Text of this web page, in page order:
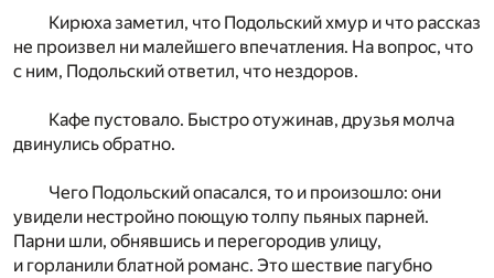
Кирюха заметил, что Подольский хмур и что рассказ
не произвел ни малейшего впечатления. На вопрос, что
с ним, Подольский ответил, что нездоров.
Кафе пустовало. Быстро отужинав, друзья молча
двинулись обратно.
Чего Подольский опасался, то и произошло: они
увидели нестройно поющую толпу пьяных парней.
Парни шли, обнявшись и перегородив улицу,
и горланили блатной романс. Это шествие пагубно